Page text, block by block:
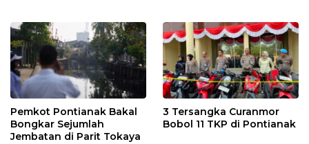
Pemkot Pontianak Bakal
Bongkar Sejumlah
Jembatan di Parit Tokaya
3 Tersangka Curanmor
Bobol 11 TKP di Pontianak